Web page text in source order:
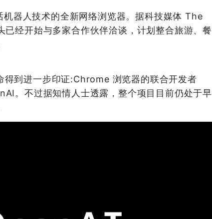
器人技术的全新网络浏览器。据科技媒体 The
经开始与多家合作伙伴洽谈，计划整合旅游、餐
得到进一步印证:Chrome 浏览器的联合开发者
。不过据知情人士透露，整个项目目前仍处于早